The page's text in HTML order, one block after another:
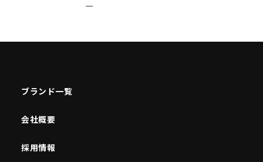
ブランド一覧
会社概要
採用情報